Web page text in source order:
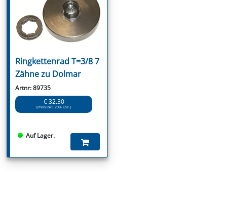
Ringkettenrad T=3/8 7
Zähne zu Dolmar
Artnr: 89735
€ 32.30
(Preis inkl. 20% USt.)
Auf Lager.